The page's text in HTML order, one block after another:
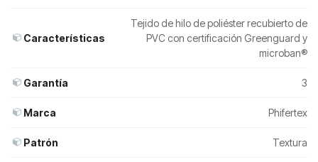
Características
Tejido de hilo de poliéster recubierto de
PVC con certificación Greenguard y
microban®
Garantía 3
Marca Phifertex
Patrón Textura